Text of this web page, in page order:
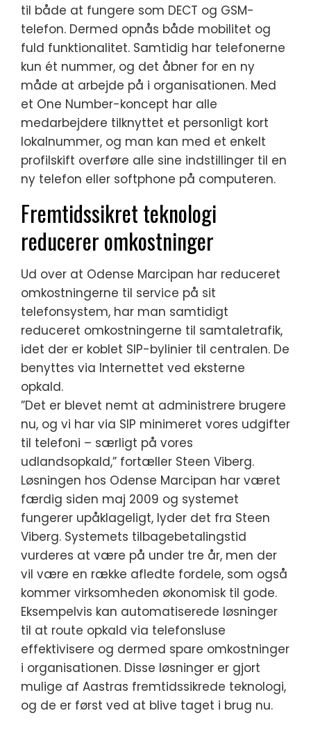
til både at fungere som DECT og GSM-
telefon. Dermed opnås både mobilitet og
fuld funktionalitet. Samtidig har telefonerne
kun ét nummer, og det åbner for en ny
måde at arbejde på i organisationen. Med
et One Number-koncept har alle
medarbejdere tilknyttet et personligt kort
lokalnummer, og man kan med et enkelt
profilskift overføre alle sine indstillinger til en
ny telefon eller softphone på computeren.
Fremtidssikret teknologi
reducerer omkostninger
Ud over at Odense Marcipan har reduceret
omkostningerne til service på sit
telefonsystem, har man samtidigt
reduceret omkostningerne til samtaletrafik,
idet der er koblet SIP-bylinier til centralen. De
benyttes via Internettet ved eksterne
opkald.
”Det er blevet nemt at administrere brugere
nu, og vi har via SIP minimeret vores udgifter
til telefoni – særligt på vores
udlandsopkald,” fortæller Steen Viberg.
Løsningen hos Odense Marcipan har været
færdig siden maj 2009 og systemet
fungerer upåklageligt, lyder det fra Steen
Viberg. Systemets tilbagebetalingstid
vurderes at være på under tre år, men der
vil være en række afledte fordele, som også
kommer virksomheden økonomisk til gode.
Eksempelvis kan automatiserede løsninger
til at route opkald via telefonsluse
effektivisere og dermed spare omkostninger
i organisationen. Disse løsninger er gjort
mulige af Aastras fremtidssikrede teknologi,
og de er først ved at blive taget i brug nu.